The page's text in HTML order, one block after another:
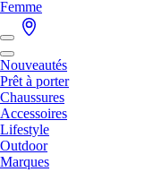
Femme
Nouveautés
Prêt à porter
Chaussures
Accessoires
Lifestyle
Outdoor
Marques